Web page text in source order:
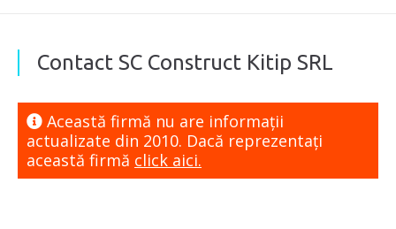
Contact SC Construct Kitip SRL
Această firmă nu are informaţii
actualizate din 2010. Dacă reprezentaţi
această firmă click aici.